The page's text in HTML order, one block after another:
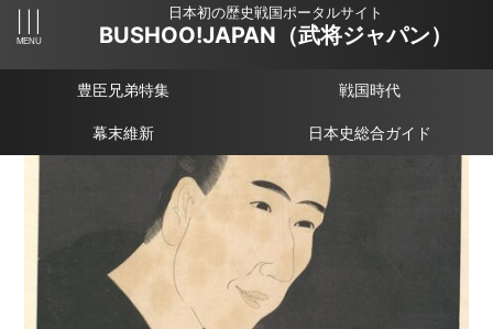
日本初の歴史戦国ポータルサイト
BUSHOO!JAPAN（武将ジャパン）
豊臣兄弟特集 戦国時代
幕末維新 日本史総合ガイド